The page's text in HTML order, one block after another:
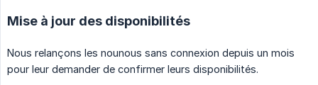
Mise à jour des disponibilités
Nous relançons les nounous sans connexion depuis un mois
pour leur demander de confirmer leurs disponibilités.